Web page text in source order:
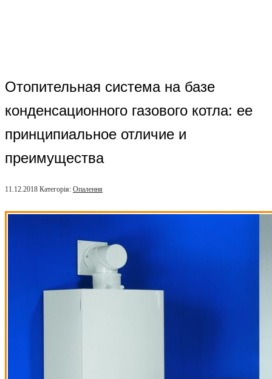
Отопительная система на базе
конденсационного газового котла: ее
принципиальное отличие и
преимущества
11.12.2018 Категорія: Опалення